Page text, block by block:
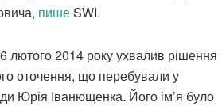
пишеSWI.
лютого 2014 року ухвалив рішення
оточення, що перебували у
Юрія Іванющенка. Його ім’я було